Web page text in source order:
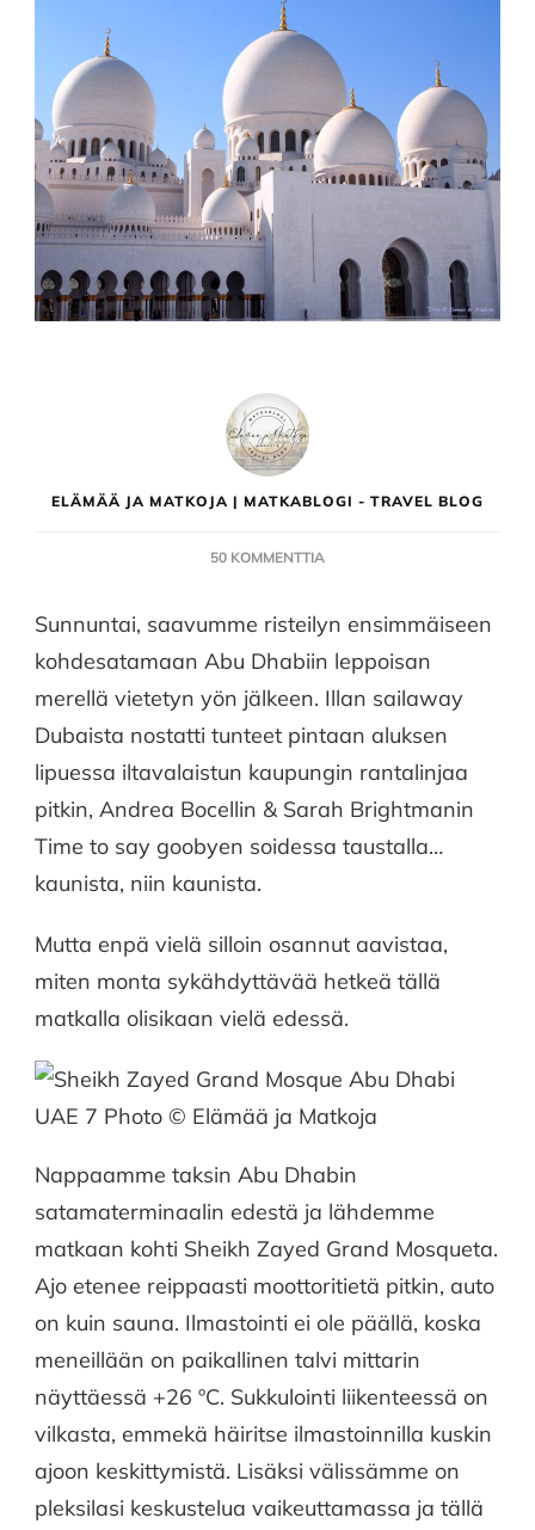
ELÄMÄÄ JA MATKOJA | MATKABLOGI - TRAVEL BLOG
50 KOMMENTTIAARTIKKELIIN
SHEIKH
ZAYED
MOSQUE
–
DHABI
Sunnuntai, saavumme risteilyn ensimmäiseen
kohdesatamaan Abu Dhabiin leppoisan
merellä vietetyn yön jälkeen. Illan sailaway
Dubaista nostatti tunteet pintaan aluksen
lipuessa iltavalaistun kaupungin rantalinjaa
pitkin, Andrea Bocellin & Sarah Brightmanin
Time to say goobyen soidessa taustalla…
kaunista, niin kaunista.
Mutta enpä vielä silloin osannut aavistaa,
miten monta sykähdyttävää hetkeä tällä
matkalla olisikaan vielä edessä.
Nappaamme taksin Abu Dhabin
satamaterminaalin edestä ja lähdemme
matkaan kohti Sheikh Zayed Grand Mosqueta.
Ajo etenee reippaasti moottoritietä pitkin, auto
on kuin sauna. Ilmastointi ei ole päällä, koska
meneillään on paikallinen talvi mittarin
näyttäessä +26 ºC. Sukkulointi liikenteessä on
vilkasta, emmekä häiritse ilmastoinnilla kuskin
ajoon keskittymistä. Lisäksi välissämme on
pleksilasi keskustelua vaikeuttamassa ja tällä